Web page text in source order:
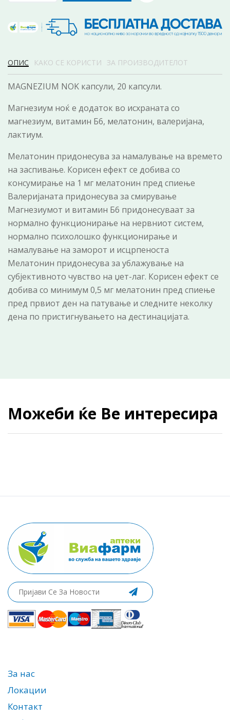
ОПИС КАКО СЕ КОРИСТИ ЗА ПРОИЗВОДИТЕЛОТ
MAGNEZIUM NOK капсули, 20 капсули.
Магнезиум ноќ е додаток во исхраната со
магнезиум, витамин Б6, мелатонин, валеријана,
лактиум.
Мелатонин придонесува за намалување на времето
на заспивање. Корисен ефект се добива со
консумирање на 1 мг мелатонин пред спиење
Валеријаната придонесува за смирување
Магнезиумот и витамин Б6 придонесуваат за
нормално функционирање на нервниот систем,
нормално психолошко функционирање и
намалување на заморот и исцрпеноста
Мелатонин придонесува за ублажување на
субјективното чувство на џет-лаг. Корисен ефект се
добива со минимум 0,5 мг мелатонин пред спиење
пред првиот ден на патување и следните неколку
дена по пристигнувањето на дестинацијата.
Можеби ќе Ве интересира
За нас
Локации
Контакт